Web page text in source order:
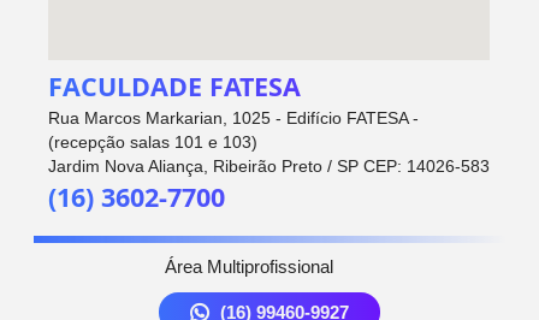
FACULDADE FATESA
Rua Marcos Markarian, 1025 - Edifício FATESA -
(recepção salas 101 e 103)
Jardim Nova Aliança, Ribeirão Preto / SP CEP: 14026-583
(16) 3602-7700
Área Multiprofissional
(16) 99460-9927